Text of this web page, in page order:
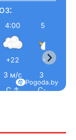
4:00
+22
3 м/с
С ↑
5:00
+22
3 м/с
С-З ↖
Pogoda.by